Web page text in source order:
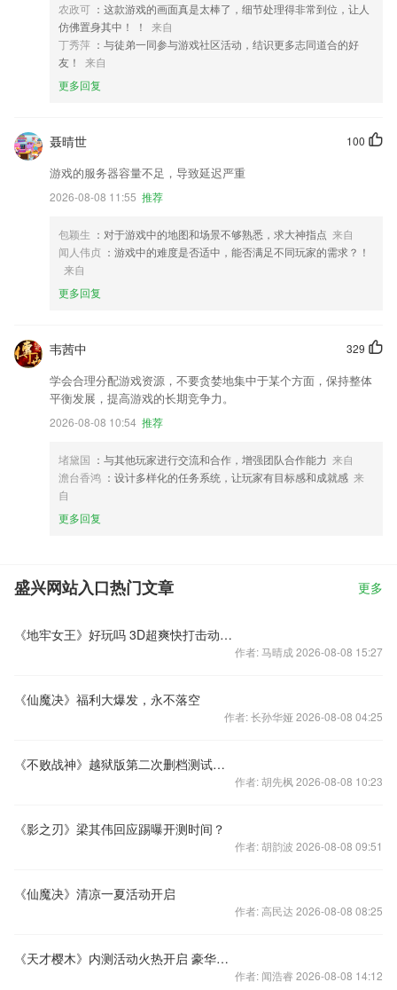
农政可 ：这款游戏的画面真是太棒了，细节处理得非常到位，让人
仿佛置身其中！ ！
来自
丁秀萍 ：与徒弟一同参与游戏社区活动，结识更多志同道合的好
友！
来自
更多回复
100
聂晴世
游戏的服务器容量不足，导致延迟严重
2026-08-08 11:55 推荐
包颖生 ：对于游戏中的地图和场景不够熟悉，求大神指点 来自
闻人伟贞 ：游戏中的难度是否适中，能否满足不同玩家的需求？！
来自
更多回复
329
韦茜中
学会合理分配游戏资源，不要贪婪地集中于某个方面，保持整体
平衡发展，提高游戏的长期竞争力。
2026-08-08 10:54 推荐
堵黛国 ：与其他玩家进行交流和合作，增强团队合作能力 来自
澹台香鸿 ：设计多样化的任务系统，让玩家有目标感和成就感 来
自
更多回复
盛兴网站入口热门文章 更多
《地牢女王》好玩吗 3D超爽快打击动作手游
作者: 马晴成 2026-08-08 15:27
《仙魔决》福利大爆发，永不落空
作者: 长孙华娅 2026-08-08 04:25
《不败战神》越狱版第二次删档测试公告
作者: 胡先枫 2026-08-08 10:23
《影之刃》梁其伟回应踢曝开测时间？
作者: 胡韵波 2026-08-08 09:51
《仙魔决》清凉一夏活动开启
作者: 高民达 2026-08-08 08:25
《天才樱木》内测活动火热开启 豪华礼品不容错过！
作者: 闻浩睿 2026-08-08 14:12